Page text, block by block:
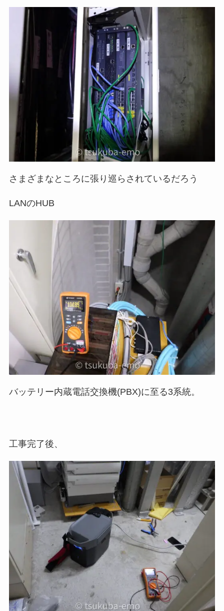
さまざまなところに張り巡らされているだろう
LANのHUB
バッテリー内蔵電話交換機(PBX)に至る3系統。
工事完了後、